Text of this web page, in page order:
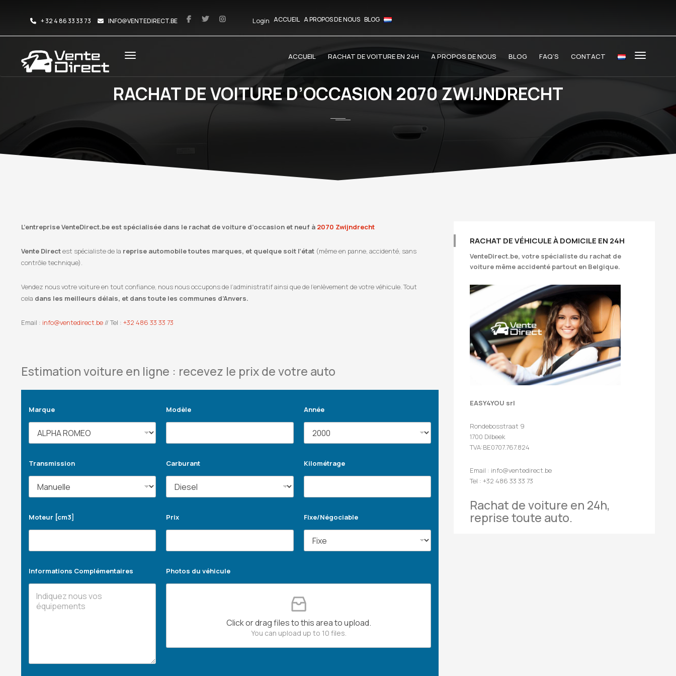
+ 32 4 86 33 33 73 INFO@VENTEDIRECT.BE Login ACCUEIL A PROPOS DE NOUS BLOG
ACCUEIL RACHAT DE VOITURE EN 24H A PROPOS DE NOUS BLOG FAQ’S CONTACT
RACHAT DE VOITURE D’OCCASION 2070 ZWIJNDRECHT
L’entreprise VenteDirect.be est spécialisée dans le rachat de voiture d’occasion et neuf à 2070 Zwijndrecht
Vente Directest spécialiste de la reprise automobile toutes marques, et quelque soit l’état (même en panne, accidenté, sans
contrôle technique).
Vendez nous votre voiture en tout confiance, nous nous occupons de l’administratif ainsi que de l’enlèvement de votre véhicule. Tout
cela dans les meilleurs délais, et dans toute les communes d’Anvers.
Email : info@ventedirect.be // Tel : +32 486 33 33 73
Estimation voiture en ligne : recevez le prix de votre auto
Marque Modèle Année
Transmission Carburant Kilométrage
Moteur [cm3] Prix Fixe/Négociable
Informations Complémentaires Photos du véhicule
Click or drag files to this area to upload.
You can upload up to 10 files.
RACHAT DE VÉHICULE À DOMICILE EN 24H
VenteDirect.be, votre spécialiste du rachat de
voiture même accidenté partout en Belgique.
EASY4YOU srl
Rondebosstraat 9
1700 Dilbeek
TVA:BE0707.767.824
Email : info@ventedirect.be
Tel : +32 486 33 33 73
Rachat de voiture en 24h,
reprise toute auto.